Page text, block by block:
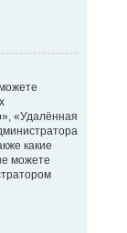
«Удалённая
какие
можете